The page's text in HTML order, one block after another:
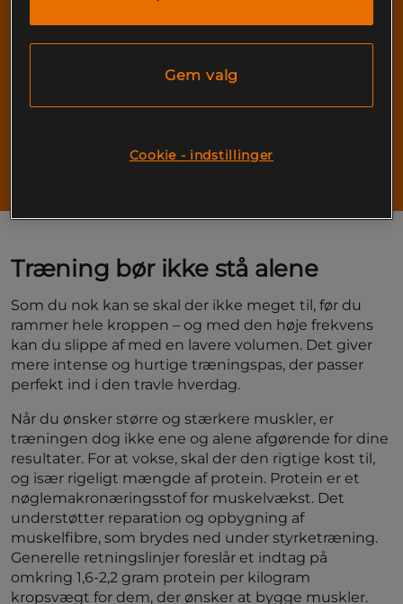
Træningsprogram fredag
Squat
Træning bør ikke stå alene
Som du nok kan se skal der ikke meget til, før du
rammer hele kroppen – og med den høje frekvens
kan du slippe af med en lavere volumen. Det giver
mere intense og hurtige træningspas, der passer
perfekt ind i den travle hverdag.
Når du ønsker større og stærkere muskler, er
træningen dog ikke ene og alene afgørende for dine
resultater. For at vokse, skal der den rigtige kost til,
og især rigeligt mængde af protein. Protein er et
nøglemakronæringsstof for muskelvækst. Det
understøtter reparation og opbygning af
muskelfibre, som brydes ned under styrketræning.
Generelle retningslinjer foreslår et indtag på
omkring 1,6-2,2 gram protein per kilogram
kropsvægt for dem, der ønsker at bygge muskler.
Gem valg
Cookie - indstillinger